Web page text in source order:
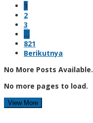
1
2
3
…
821
Berikutnya
No More Posts Available.
No more pages to load.
View More